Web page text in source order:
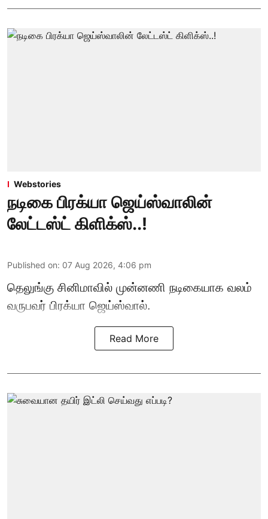
Webstories
நடிகை பிரக்யா ஜெய்ஸ்வாலின்
லேட்டஸ்ட் கிளிக்ஸ்..!
Published on: 07 Aug 2026, 4:06 pm
தெலுங்கு சினிமாவில் முன்னணி நடிகையாக வலம்
வருபவர் பிரக்யா ஜெய்ஸ்வால்.
Read More